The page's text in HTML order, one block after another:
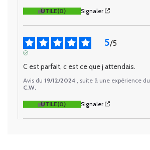
UTILE(0) Signaler
5/5
C est parfait, c est ce que j attendais.
Avis du 19/12/2024 , suite à une expérience du
C.W.
UTILE(0) Signaler